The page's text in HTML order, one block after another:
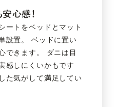
安心感！
ートをベッドとマット
設置。 ベッドに置い
できます。 ダニは目
感しにくいかもです
た気がして満足してい